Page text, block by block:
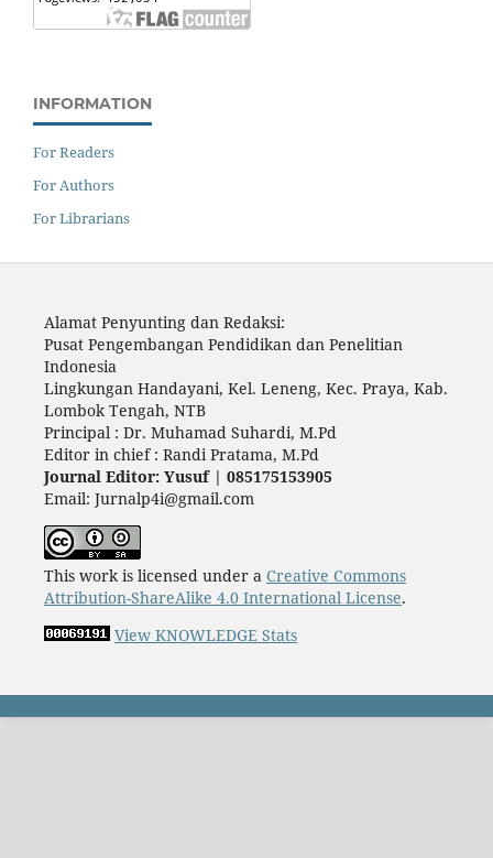
INFORMATION
For Readers
For Authors
For Librarians
Alamat Penyunting dan Redaksi:
Pusat Pengembangan Pendidikan dan Penelitian
Indonesia
Lingkungan Handayani, Kel. Leneng, Kec. Praya, Kab.
Lombok Tengah, NTB
Principal : Dr. Muhamad Suhardi, M.Pd
Editor in chief : Randi Pratama, M.Pd
Journal Editor: Yusuf | 085175153905
Email: Jurnalp4i@gmail.com
This work is licensed under a Creative Commons
Attribution-ShareAlike 4.0 International License.
View KNOWLEDGE Stats